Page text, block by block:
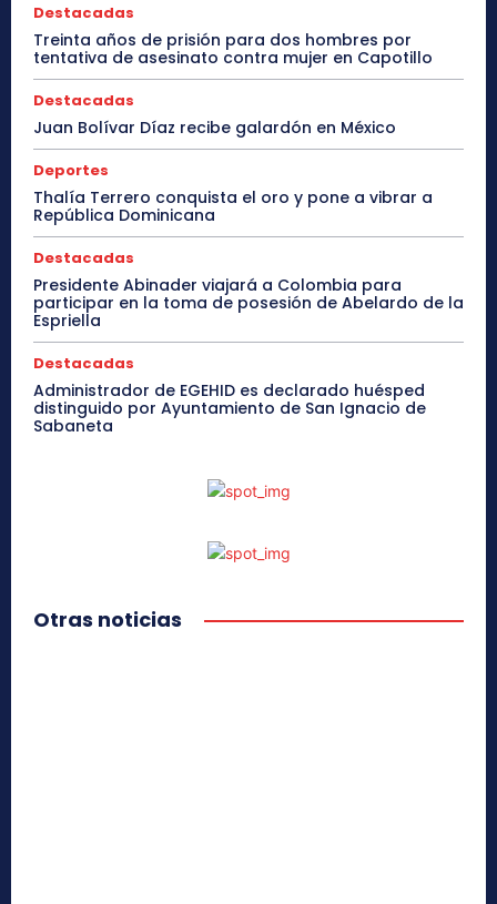
Destacadas
Treinta años de prisión para dos hombres por
tentativa de asesinato contra mujer en Capotillo
Destacadas
Juan Bolívar Díaz recibe galardón en México
Deportes
Thalía Terrero conquista el oro y pone a vibrar a
República Dominicana
Destacadas
Presidente Abinader viajará a Colombia para
participar en la toma de posesión de Abelardo de la
Espriella
Destacadas
Administrador de EGEHID es declarado huésped
distinguido por Ayuntamiento de San Ignacio de
Sabaneta
Otras noticias